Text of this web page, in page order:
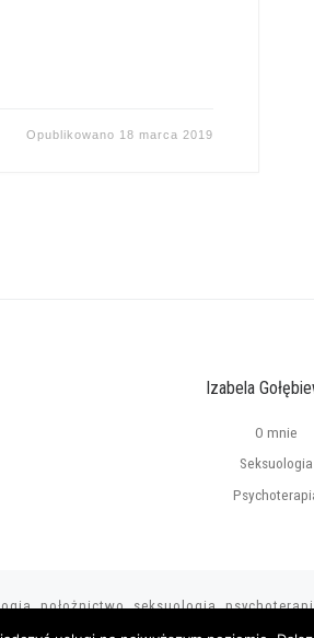
Opublikowano 18 marca 2019
Izabela
O mnie
Seksuologia
położnictwo, seksuologia,